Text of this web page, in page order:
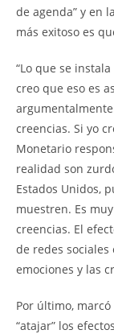
de agenda” y en
más exitoso es
“Lo que se
creo que eso es
creencias. Si yo
Monetario
realidad son
Estados Unidos,
muestren. Es
creencias. El
de redes
emociones y las
Por último,
“atajar” los